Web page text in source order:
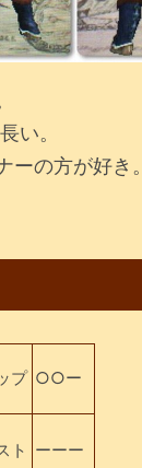
い。
ーの方が好き。
プ ○○ー
ト ーーー